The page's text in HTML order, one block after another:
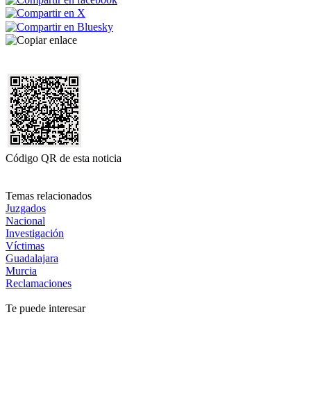
Código QR de esta noticia
Temas relacionados
Juzgados
Nacional
Investigación
Víctimas
Guadalajara
Murcia
Reclamaciones
Te puede interesar